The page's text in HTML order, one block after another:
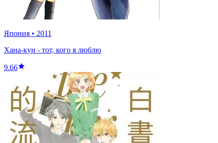
Япония • 2011
Хана-кун - тот, кого я люблю
9.66